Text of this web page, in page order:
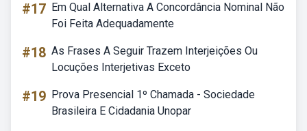
#17 Em Qual Alternativa A Concordância Nominal Não
Foi Feita Adequadamente
#18 As Frases A Seguir Trazem Interjeições Ou
Locuções Interjetivas Exceto
#19 Prova Presencial 1º Chamada - Sociedade
Brasileira E Cidadania Unopar